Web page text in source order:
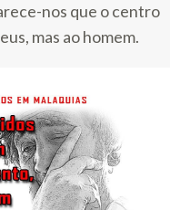
nos que o centro
mas ao homem.